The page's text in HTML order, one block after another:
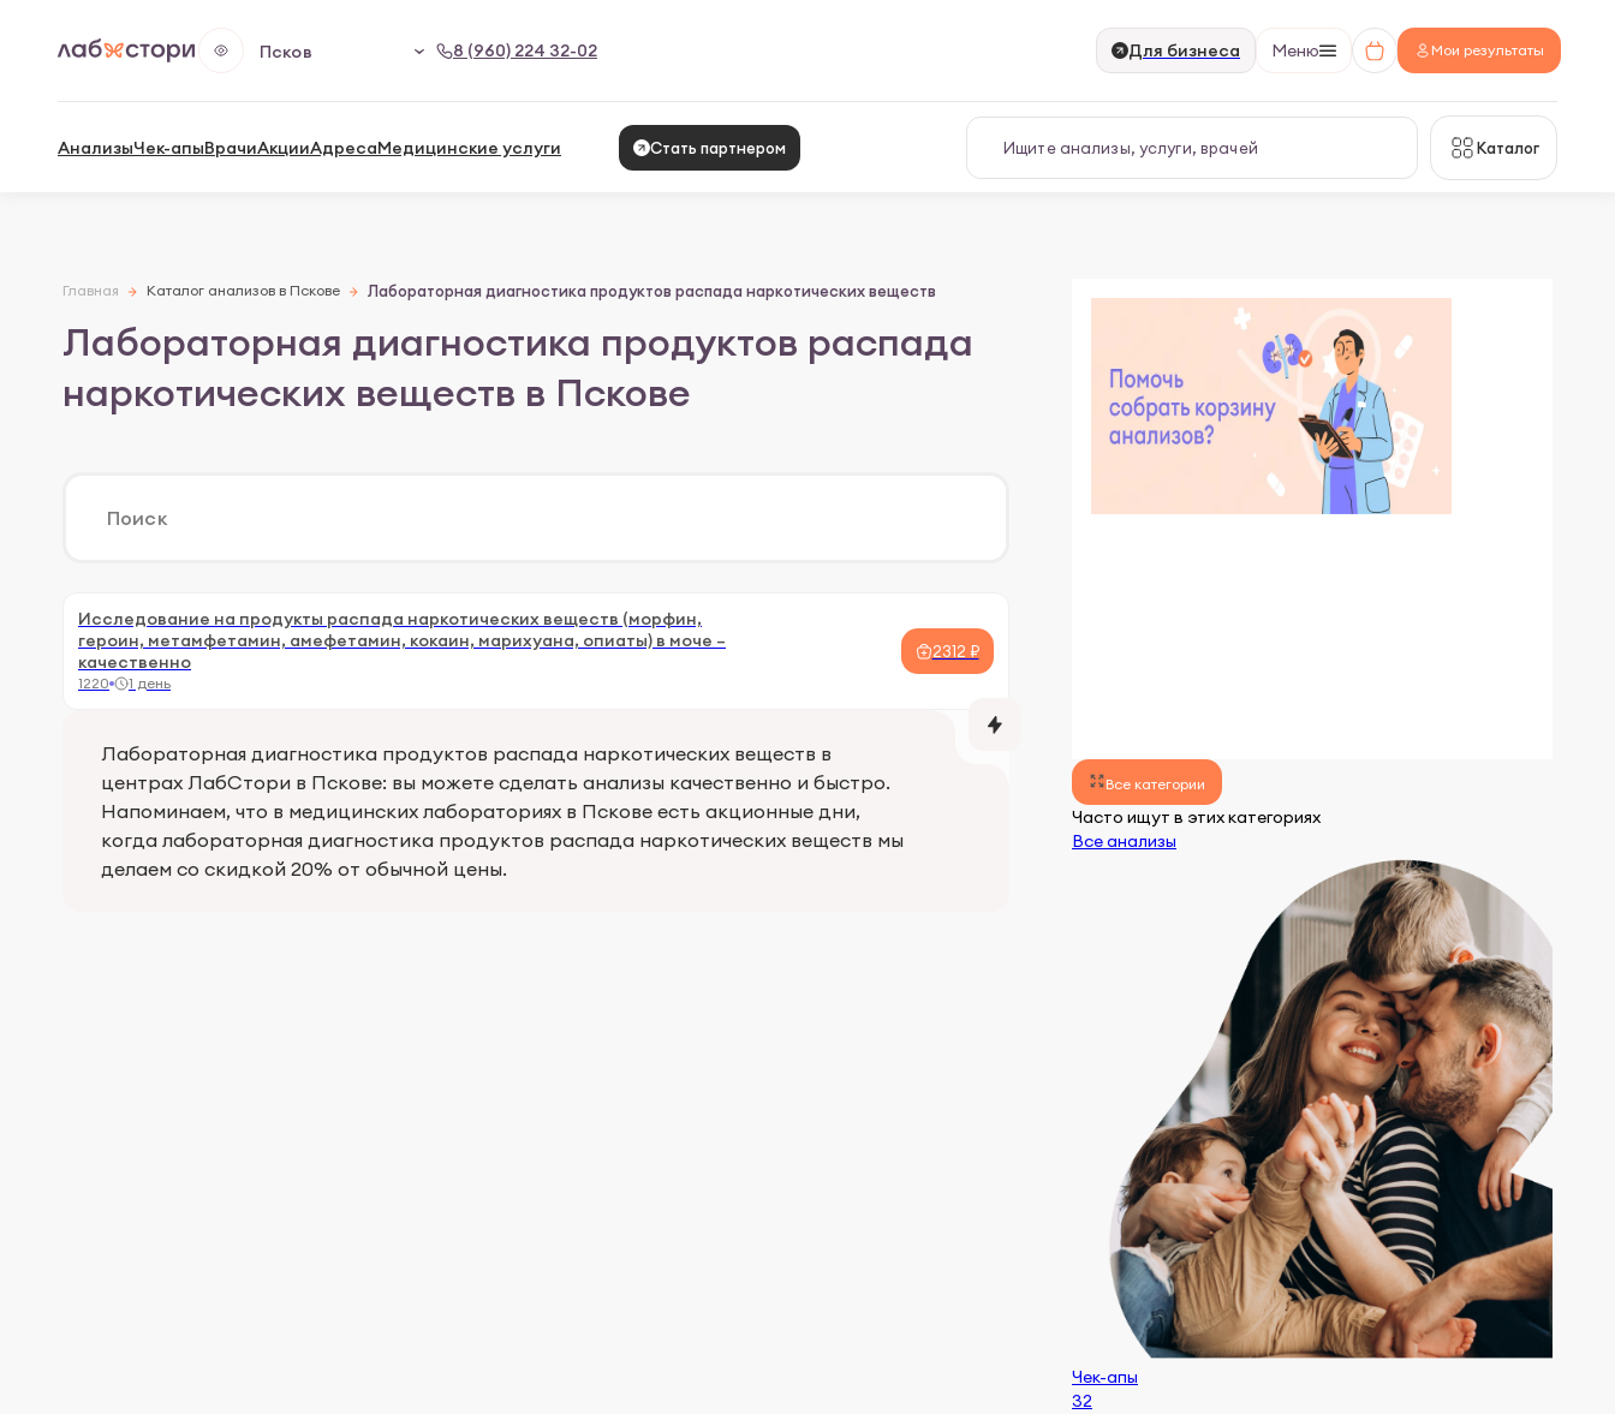
Псков 8 (960) 224 32-02 Для бизнеса Меню Мои результаты
АнализыЧек-апыВрачиАкцииАдресаМедицинские услуги Стать партнером Каталог
Главная Каталог анализов в Пскове Лабораторная диагностика продуктов распада наркотических веществ
Лабораторная диагностика продуктов распада
наркотических веществ в Пскове
Все категории
Часто ищут в этих категориях
Все анализы
Чек-апы
32
Исследование на продукты распада наркотических веществ (морфин,
героин, метамфетамин, амефетамин, кокаин, марихуана, опиаты) в моче –
качественно
1220 1 день
2312 ₽
Лабораторная диагностика продуктов распада наркотических веществ в
центрах ЛабСтори в Пскове: вы можете сделать анализы качественно и быстро.
Напоминаем, что в медицинских лабораториях в Пскове есть акционные дни,
когда лабораторная диагностика продуктов распада наркотических веществ мы
делаем со скидкой 20% от обычной цены.